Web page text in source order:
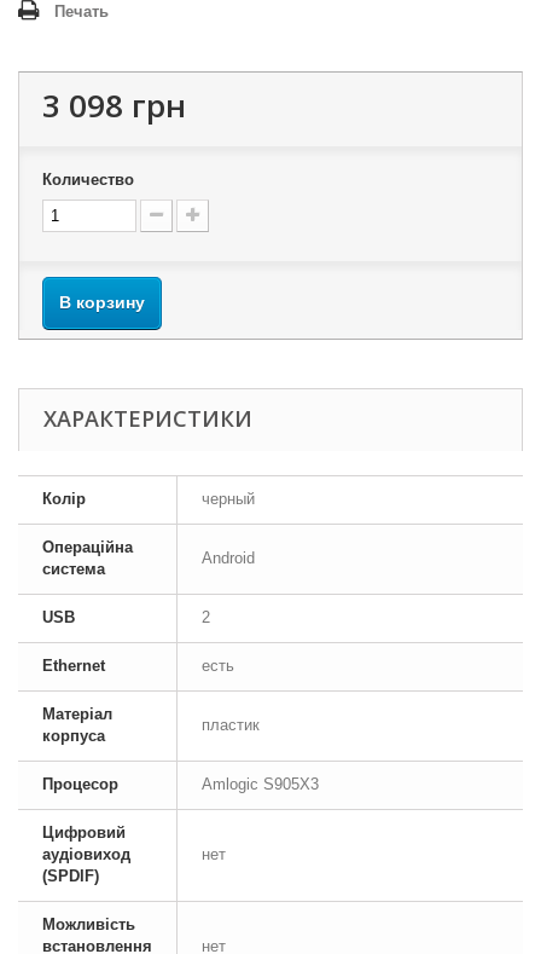
Печать
3 098 грн
Количество
В корзину
ХАРАКТЕРИСТИКИ
Колір черный
Операційна
система
Android
USB 2
Ethernet есть
Матеріал
корпуса
пластик
Процесор Amlogic S905X3
Цифровий
аудіовиход
(SPDIF)
нет
Можливість
встановлення
нет